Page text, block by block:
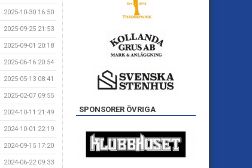
2025-10-30 16:50
2025-09-25 21:53
2025-09-01 20:18
2025-06-16 20:54
2025-05-13 08:41
2025-02-07 09:55
2024-10-11 21:49
2024-10-01 22:19
2024-09-15 17:20
2024-06-22 09:33
SPONSORER ÖVRIGA